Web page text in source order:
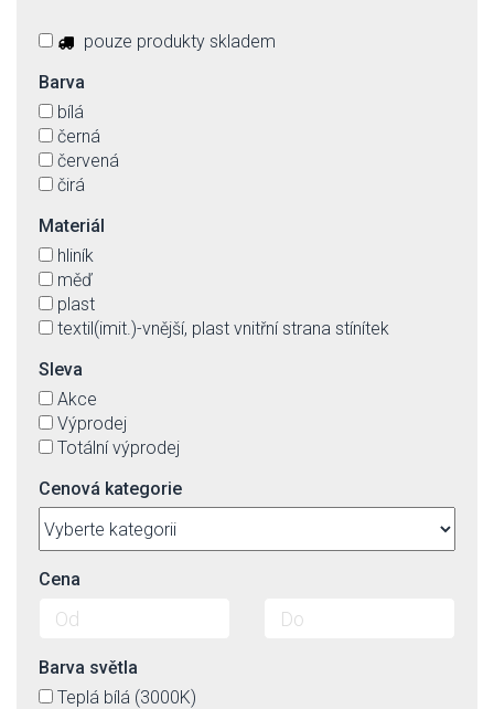
pouze produkty skladem
Barva
bílá
černá
červená
čirá
Materiál
hliník
měď
plast
textil(imit.)-vnější, plast vnitřní strana stínítek
Sleva
Akce
Výprodej
Totální výprodej
Cenová kategorie
Cena
Barva světla
Teplá bílá (3000K)